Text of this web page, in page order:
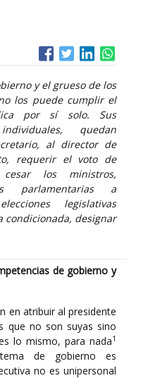
y el grueso de los
los puede cumplir el
por sí solo. Sus
quedan
al director de
requerir el voto de
cesar los ministros,
parlamentarias a
legislativas
condicionada, designar
de gobierno y
en atribuir al presidente
que no son suyas sino
lo mismo, para nada1
de gobierno es
no es unipersonal